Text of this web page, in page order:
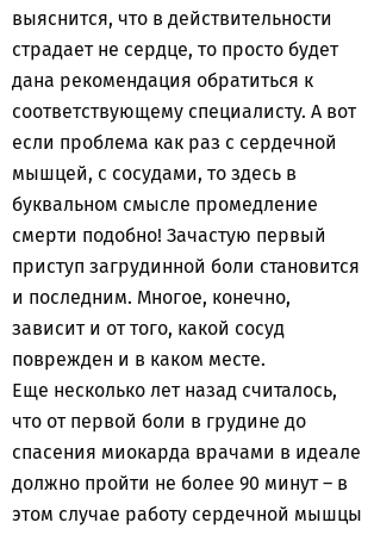
выяснится, что в действительности
страдает не сердце, то просто будет
дана рекомендация обратиться к
соответствующему специалисту. А вот
если проблема как раз с сердечной
мышцей, с сосудами, то здесь в
буквальном смысле промедление
смерти подобно! Зачастую первый
приступ загрудинной боли становится
и последним. Многое, конечно,
зависит и от того, какой сосуд
поврежден и в каком месте.
Еще несколько лет назад считалось,
что от первой боли в грудине до
спасения миокарда врачами в идеале
должно пройти не более 90 минут – в
этом случае работу сердечной мышцы